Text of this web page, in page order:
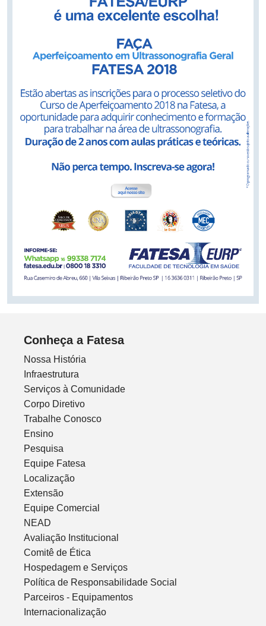
Conheça a Fatesa
Nossa História
Infraestrutura
Serviços à Comunidade
Corpo Diretivo
Trabalhe Conosco
Ensino
Pesquisa
Equipe Fatesa
Localização
Extensão
Equipe Comercial
NEAD
Avaliação Institucional
Comitê de Ética
Hospedagem e Serviços
Política de Responsabilidade Social
Parceiros - Equipamentos
Internacionalização